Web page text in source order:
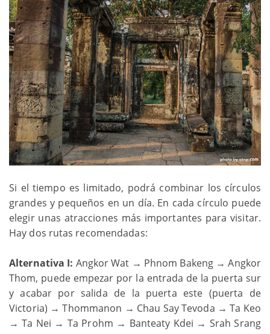
Si el tiempo es limitado, podrá combinar los círculos
grandes y pequeños en un día. En cada círculo puede
elegir unas atracciones más importantes para visitar.
Hay dos rutas recomendadas:
Alternativa I: Angkor Wat → Phnom Bakeng → Angkor
Thom, puede empezar por la entrada de la puerta sur
y acabar por salida de la puerta este (puerta de
Victoria) → Thommanon → Chau Say Tevoda → Ta Keo
→ Ta Nei → Ta Prohm → Banteaty Kdei → Srah Srang